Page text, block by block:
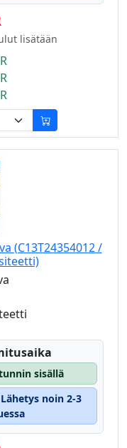
lisätään
(C13T24354012 /
sisällä
noin 2-3